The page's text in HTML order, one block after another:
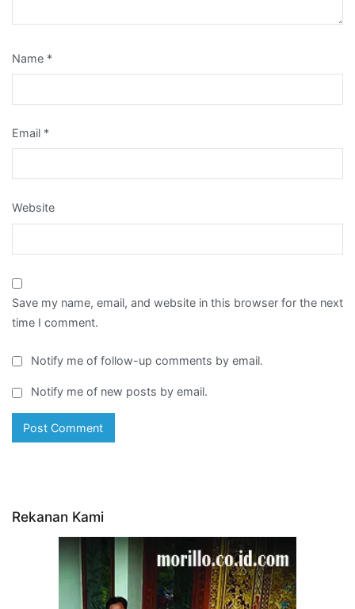
Name *
Email *
Website
Save my name, email, and website in this browser for the next
time I comment.
Notify me of follow-up comments by email.
Notify me of new posts by email.
Rekanan Kami